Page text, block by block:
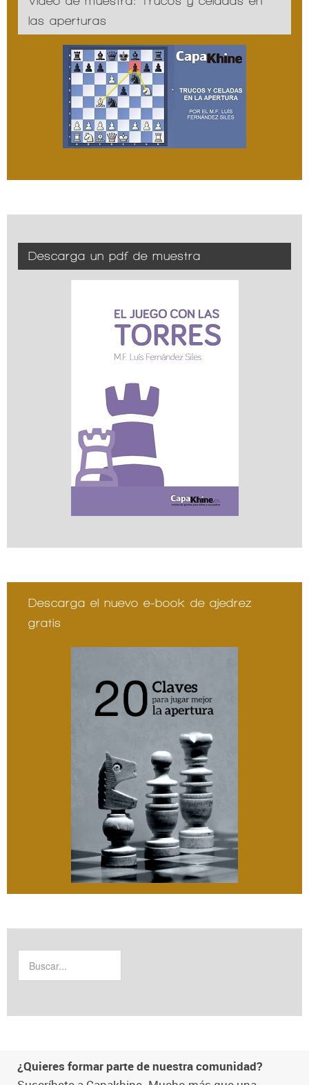
las aperturas
Descarga un pdf de muestra
Descarga el nuevo e-book de ajedrez
gratis
¿Quieres formar parte de nuestra comunidad?